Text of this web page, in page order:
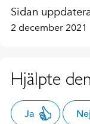
Sidan
2 december 2021
Hjälpte
Ja Nej